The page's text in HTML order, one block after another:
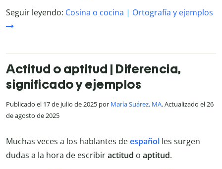
Seguir leyendo: Cosina o cocina | Ortografía y ejemplos
Actitud o aptitud | Diferencia,
significado y ejemplos
Publicado el 17 de julio de 2025 por María Suárez, MA. Actualizado el 26
de agosto de 2025
Muchas veces a los hablantes deespañol les surgen
dudas a la hora de escribiractitud o aptitud.